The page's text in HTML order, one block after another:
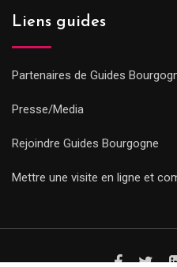
Liens guides
Partenaires de Guides
Presse/Media
Rejoindre Guides Bourgogne
Mettre une visite en ligne et